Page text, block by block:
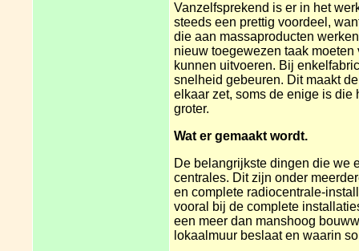
Vanzelfsprekend is er in het
steeds een prettig voordeel,
die aan massaproducten
nieuw toegewezen taak
kunnen uitvoeren. Bij
snelheid gebeuren. Dit maakt
elkaar zet, soms de enige is
groter.
Wat er gemaakt wordt.
De belangrijkste dingen die we
centrales. Dit zijn onder
en complete radiocentrale-
vooral bij de complete
een meer dan manshoog
lokaalmuur beslaat en waarin